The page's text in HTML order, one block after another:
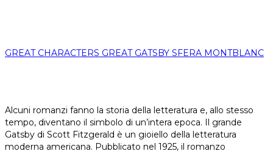
GREAT CHARACTERS GREAT GATSBY SFERA MONTBLANC
Alcuni romanzi fanno la storia della letteratura e, allo stesso
tempo, diventano il simbolo di un’intera epoca. Il grande
Gatsby di Scott Fitzgerald è un gioiello della letteratura
moderna americana. Pubblicato nel 1925, il romanzo